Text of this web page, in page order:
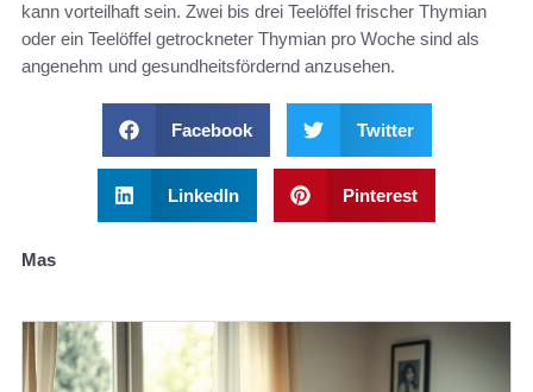
kann vorteilhaft sein. Zwei bis drei Teelöffel frischer Thymian
oder ein Teelöffel getrockneter Thymian pro Woche sind als
angenehm und gesundheitsfördernd anzusehen.
Facebook Twitter
LinkedIn Pinterest
Mas